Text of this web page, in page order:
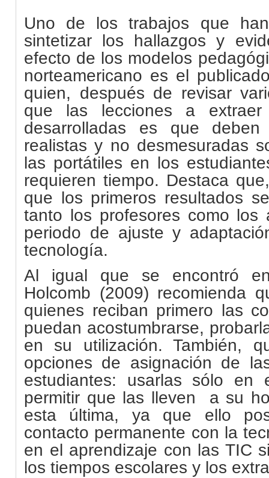
Uno de los trabajos que
sintetizar los hallazgos y
efecto de los modelos
norteamericano es el
quien, después de revisar
que las lecciones a
desarrolladas es que deben
realistas y no desmesuradas
las portátiles en los
requieren tiempo. Destaca
que los primeros resultados
tanto los profesores como los
periodo de ajuste y
tecnología.
Al igual que se encontró
Holcomb (2009) recomienda
quienes reciban primero las
puedan acostumbrarse,
en su utilización. También,
opciones de asignación de
estudiantes: usarlas sólo en
permitir que las lleven a su
esta última, ya que ello
contacto permanente con la
en el aprendizaje con las TIC
los tiempos escolares y los